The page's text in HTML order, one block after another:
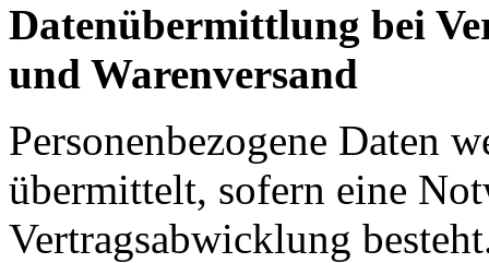
Datenübermittlung bei
und Warenversand
Personenbezogene Daten
übermittelt, sofern eine
Vertragsabwicklung